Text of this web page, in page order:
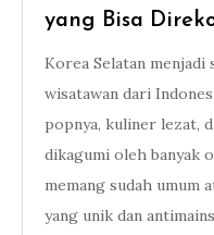
yang Bisa
Korea Selatan
wisatawan dari
popnya, kuliner lezat,
dikagumi oleh banyak
memang sudah umum
yang unik dan